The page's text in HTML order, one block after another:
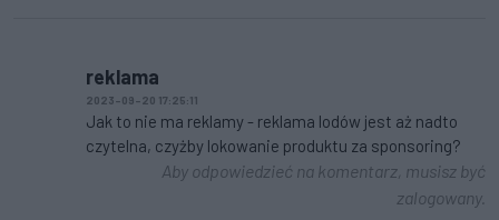
reklama
2023-09-20 17:25:11
Jak to nie ma reklamy - reklama lodów jest aż nadto
czytelna, czyżby lokowanie produktu za sponsoring?
Aby odpowiedzieć na komentarz, musisz być
zalogowany.